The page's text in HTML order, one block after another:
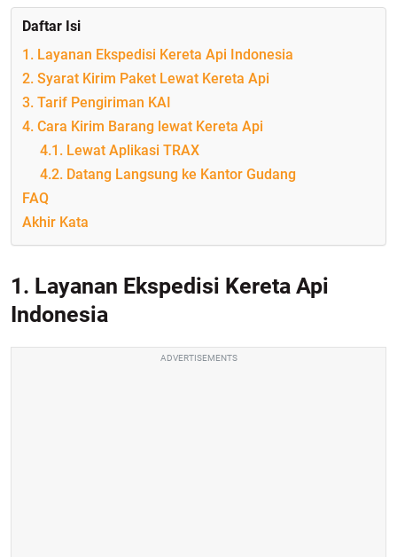
Daftar Isi
1. Layanan Ekspedisi Kereta Api Indonesia
2. Syarat Kirim Paket Lewat Kereta Api
3. Tarif Pengiriman KAI
4. Cara Kirim Barang lewat Kereta Api
4.1. Lewat Aplikasi TRAX
4.2. Datang Langsung ke Kantor Gudang
FAQ
Akhir Kata
1. Layanan Ekspedisi Kereta Api
Indonesia
ADVERTISEMENTS